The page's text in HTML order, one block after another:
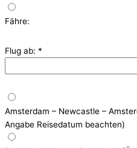
Fähre:
Flug ab: *
Amsterdam – Newcastle –
Angabe Reisedatum beachten)